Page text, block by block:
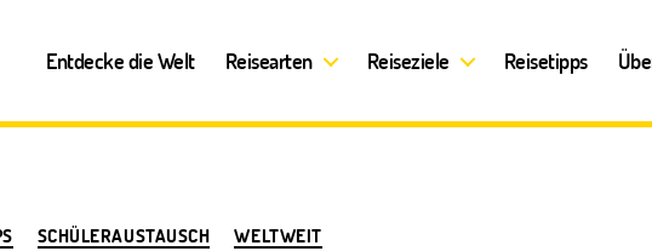
Entdecke die Welt Reisearten Reiseziele Reisetipps
Kategorien
SCHÜLERAUSTAUSCH WELTWEIT